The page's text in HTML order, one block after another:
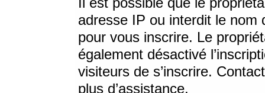
adresse IP ou interdit le nom
pour vous inscrire. Le
également désactivé
visiteurs de s’inscrire.
plus d’assistance.